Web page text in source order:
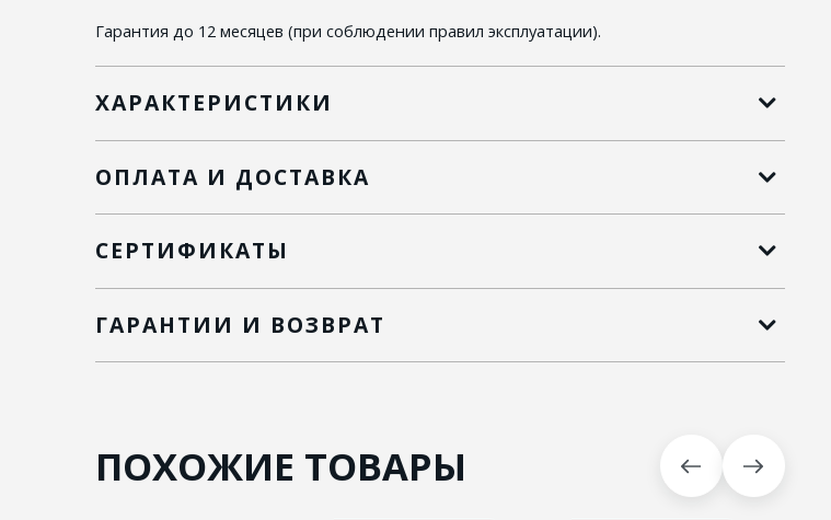
Гарантия до 12 месяцев (при соблюдении правил эксплуатации).
ХАРАКТЕРИСТИКИ
ОПЛАТА И ДОСТАВКА
СЕРТИФИКАТЫ
ГАРАНТИИ И ВОЗВРАТ
ПОХОЖИЕ ТОВАРЫ